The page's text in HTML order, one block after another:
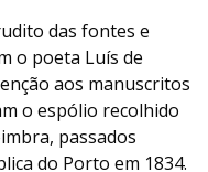
das fontes e
o poeta Luís de
aos manuscritos
o espólio recolhido
passados
do Porto em 1834.